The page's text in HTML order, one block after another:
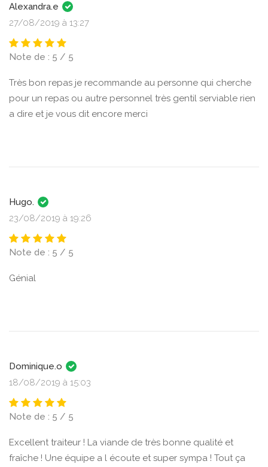
Alexandra.e
27/08/2019 à 13:27
Note de : 5 / 5
Très bon repas je recommande au personne qui cherche
pour un repas ou autre personnel très gentil serviable rien
a dire et je vous dit encore merci
Hugo.
23/08/2019 à 19:26
Note de : 5 / 5
Génial
Dominique.o
18/08/2019 à 15:03
Note de : 5 / 5
Excellent traiteur ! La viande de très bonne qualité et
fraîche ! Une équipe a l écoute et super sympa ! Tout ça